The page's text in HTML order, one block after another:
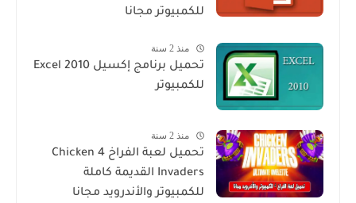
للكمبيوتر مجانا
منذ 2 سنة
تحميل برنامج إكسيل Excel 2010
للكمبيوتر
منذ 2 سنة
تحميل لعبة الفراخ 4 Chicken
Invaders القديمة كاملة
للكمبيوتر والأندرويد مجانا